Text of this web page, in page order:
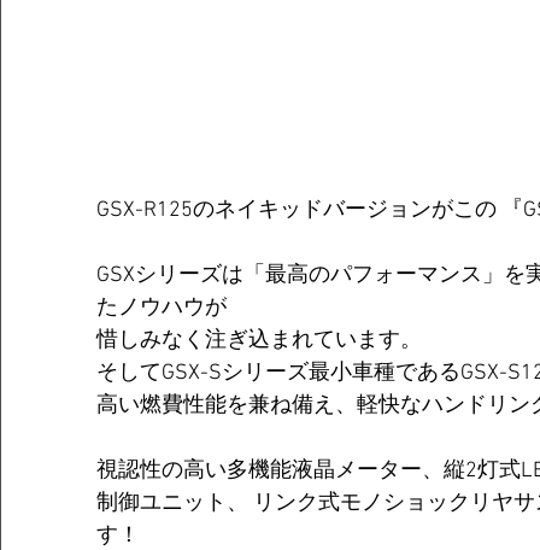
GSX-R125のネイキッドバージョンがこの 『
GSXシリーズは「最高のパフォーマンス」を
たノウハウが
惜しみなく注ぎ込まれています。
そしてGSX-Sシリーズ最小車種であるGSX-
高い燃費性能を兼ね備え、軽快なハンドリン
視認性の高い多機能液晶メーター、縦2灯式
制御ユニット、 リンク式モノショックリヤ
す！